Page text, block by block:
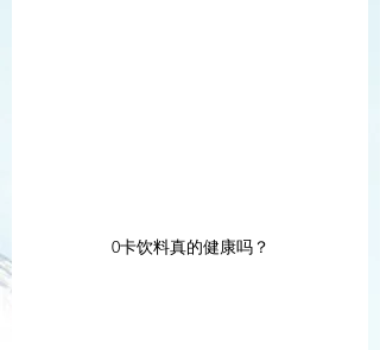
0卡饮料真的健康吗？